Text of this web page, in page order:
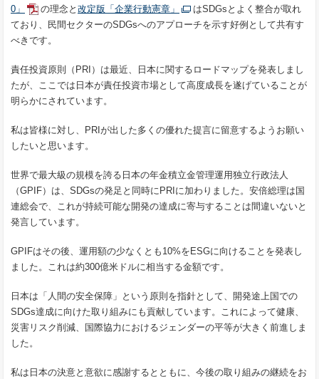
0」
の理念と 改定版「企業行動憲章」
はSDGsとよく整合が取れ
ており、民間セクターのSDGsへのアプローチを示す好例として共有す
べきです。
責任投資原則（PRI）は最近、日本に関するロードマップを発表しまし
たが、ここでは日本が責任投資市場として高度成長を遂げていることが
明らかにされています。
私は皆様に対し、PRIが出した多くの優れた提言に留意するようお願い
したいと思います。
世界で最大級の規模を誇る日本の年金積立金管理運用独立行政法人
（GPIF）は、SDGsの発足と同時にPRIに加わりました。安倍総理は国
連総会で、これが持続可能な開発の達成に寄与することは間違いないと
発言しています。
GPIFはその後、運用額の少なくとも10%をESGに向けることを発表し
ました。これは約300億米ドルに相当する金額です。
日本は「人間の安全保障」という原則を指針として、開発途上国での
SDGs達成に向けた取り組みにも貢献しています。これによって健康、
災害リスク削減、国際協力におけるジェンダーの平等が大きく前進しま
した。
私は日本の決意と意欲に感謝するとともに、今後の取り組みの継続をお